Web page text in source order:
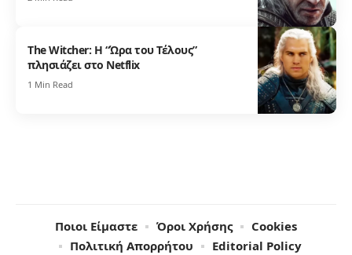
The Witcher: Η “Ώρα του Τέλους”
πλησιάζει στο Netflix
1 Min Read
Ποιοι Είμαστε Όροι Χρήσης
Cookies
Πολιτική Απορρήτου
Editorial Policy